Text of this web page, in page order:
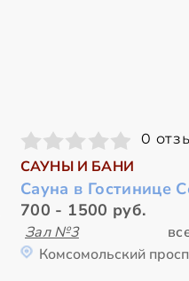
0
САУНЫ И БАНИ
Сауна в Гостинице
700 - 1500 руб.
Зал №3
Комсомольский